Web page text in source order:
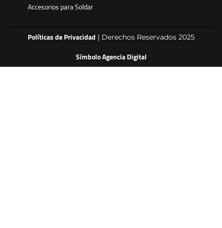
Accesorios para Soldar
Políticas de Privacidad | Derechos Reservados 2025
Símbolo Agencia Digital